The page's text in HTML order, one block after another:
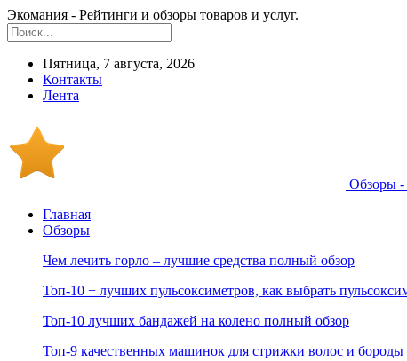
Экомания - Рейтинги и обзоры товаров и услуг.
Пятница, 7 августа, 2026
Контакты
Лента
Обзоры -
Главная
Обзоры
Чем лечить горло – лучшие средства полный обзор
Топ-10 + лучших пульсоксиметров, как выбрать
Топ-10 лучших бандажей на колено полный обзор
Топ-9 качественных машинок для стрижки волос и